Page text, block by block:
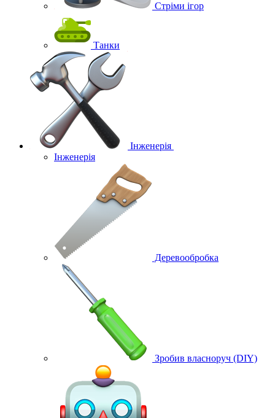
Стріми ігор
Танки
Інженерія
Інженерія
Деревообробка
Зробив власноруч (DIY)